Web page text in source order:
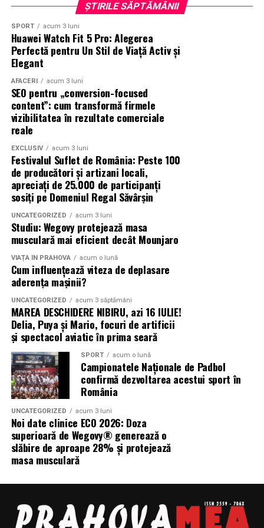
tău și de obiectivele urmărite.
Dacă vrei să prezinți aspectul general al clădirii,
contextul șiprima impresie, randarea exterioară este
de obicei alegerea potrivită. Dacă scopul tău este să
evidențiezi atmosfera, dispunerea, materialele și
experiența utilizatorului din interiorul spațiului,
randarea interioarăeste mai potrivită.
În multe cazuri, cea mai eficientă abordare este să
folosești ambele tipuri, deoarece se
reciprocși oferă o înțelegere completă a proiectului.
Când Randările Exterioare Sunt Mai
Importante
Randările exterioare devin mai importante atunci când
accentul cade pe prezentarea design-ului clădirii, a
fațadei, materialelor și relației cu împrejurimile.
marketing, în promovarea imobiliară, în prezentările
publice și la aprobările clienților, unde
joacă un rol decisiv. Sunt esențiale și atunci când
arhitectura, scara sau contextul terenului influențează
puternic deciziile.
Când Randările Interioare Aduc Mai
Multă Valoare
Randările interioare devin mai valoroase atunci când
accentul cade pe experiența din interiorul spațiului —
atmosferă, dispunere, materiale, iluminare și
Sunt deosebit de utile pentru proiecte rezidențiale,
hoteliere, de birouri și comerciale, unde confortul și
ȘTIRILE SĂPTĂMÂNII
SPORT acum 3 luni
Huawei Watch Fit 5 Pro: Alegerea
Perfectă pentru Un Stil de Viață Activ și
Elegant
AFACERI acum 3 luni
SEO pentru „conversion-focused
content”: cum transformă firmele
vizibilitatea în rezultate comerciale
reale
EXCLUSIV acum 3 luni
Festivalul Suflet de România: Peste 100
de producători și artizani locali,
apreciați de 25.000 de participanți
sosiți pe Domeniul Regal Săvârșin
UNCATEGORIZED acum 3 luni
Studiu: Wegovy protejează masa
musculară mai eficient decât Mounjaro
VIAȚA ÎN PRAHOVA acum o lună
Cum influențează viteza de deplasare
aderența mașinii?
UNCATEGORIZED acum 3 săptămâni
MAREA DESCHIDERE NIBIRU, azi 16 IULIE!
Delia, Puya și Mario, focuri de artificii
și spectacol aviatic în prima seară
SPORT acum o lună
Campionatele Naționale de Padbol
confirmă dezvoltarea acestui sport în
România
UNCATEGORIZED acum 3 luni
Noi date clinice ECO 2026: Doza
superioară de Wegovy® generează o
slăbire de aproape 28% și protejează
masa musculară